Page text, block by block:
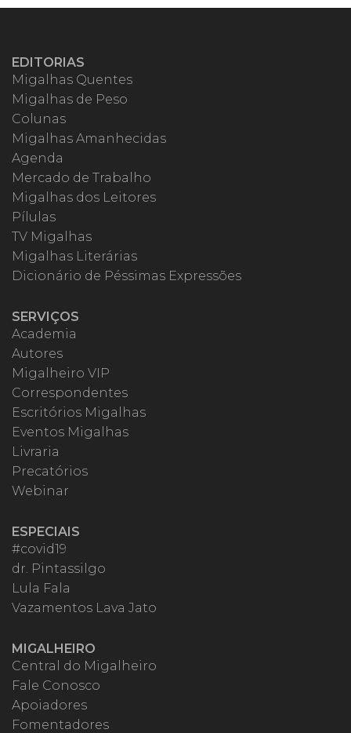
EDITORIAS
Migalhas Quentes
Migalhas de Peso
Colunas
Migalhas Amanhecidas
Agenda
Mercado de Trabalho
Migalhas dos Leitores
Pílulas
TV Migalhas
Migalhas Literárias
Dicionário de Péssimas Expressões
SERVIÇOS
Academia
Autores
Migalheiro VIP
Correspondentes
Escritórios Migalhas
Eventos Migalhas
Livraria
Precatórios
Webinar
ESPECIAIS
#covid19
dr. Pintassilgo
Lula Fala
Vazamentos Lava Jato
MIGALHEIRO
Central do Migalheiro
Fale Conosco
Apoiadores
Fomentadores